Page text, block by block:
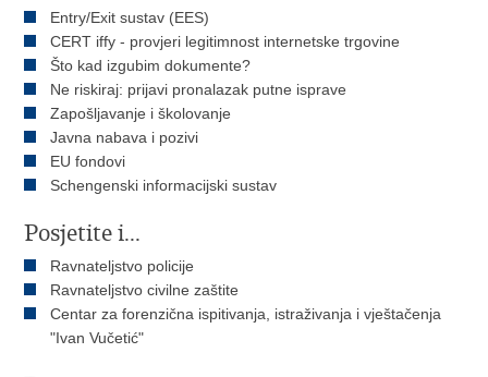
Entry/Exit sustav (EES)
CERT iffy - provjeri legitimnost internetske trgovine
Što kad izgubim dokumente?
Ne riskiraj: prijavi pronalazak putne isprave
Zapošljavanje i školovanje
Javna nabava i pozivi
EU fondovi
Schengenski informacijski sustav
Posjetite i...
Ravnateljstvo policije
Ravnateljstvo civilne zaštite
Centar za forenzična ispitivanja, istraživanja i vještačenja
"Ivan Vučetić"